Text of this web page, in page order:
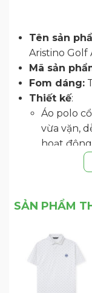
Tên sản
Aristino Golf
Mã sản
Fom dáng:
Thiết kế:
Áo polo
vừa vặn,
hoạt
Cổ áo:
tương
tạo cảm
ở phần
Đường
vàng
SẢN PHẨM